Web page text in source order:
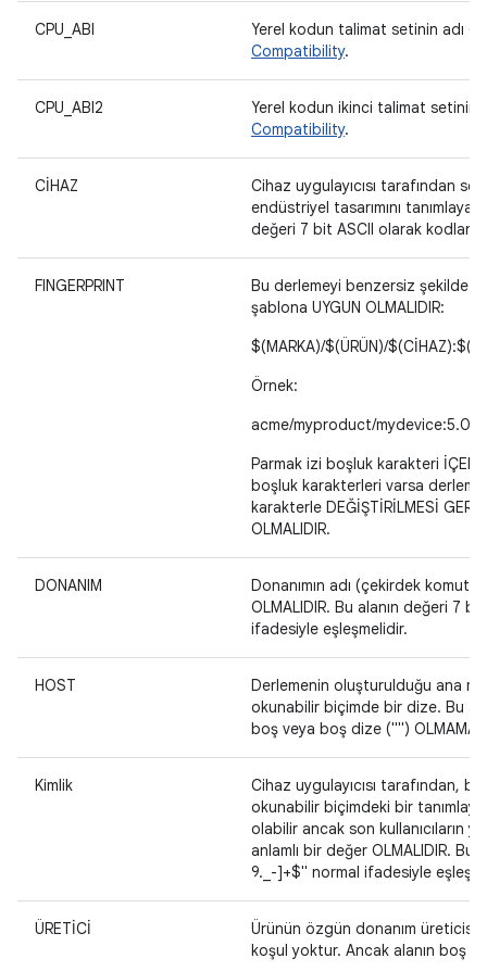
CPU_ABI
Yerel kodun talimat setinin adı
Compatibility.
CPU_ABI2
Yerel kodun ikinci talimat setinin
Compatibility.
CİHAZ
Cihaz uygulayıcısı tarafından
endüstriyel tasarımını
değeri 7 bit ASCII olarak
FINGERPRINT
Bu derlemeyi benzersiz şekilde
şablona UYGUN OLMALIDIR:
$(MARKA)/$(ÜRÜN)/
Örnek:
acme/myproduct/mydevice:5.0/
Parmak izi boşluk karakteri
boşluk karakterleri varsa
karakterle DEĞİŞTİRİLMESİ
OLMALIDIR.
DONANIM
Donanımın adı (çekirdek komut
OLMALIDIR. Bu alanın değeri 7
ifadesiyle eşleşmelidir.
HOST
Derlemenin oluşturulduğu ana
okunabilir biçimde bir dize. Bu
boş veya boş dize ("")
Kimlik
Cihaz uygulayıcısı tarafından,
okunabilir biçimdeki bir
olabilir ancak son kullanıcıların
anlamlı bir değer OLMALIDIR.
9._-]+$" normal ifadesiyle
ÜRETİCİ
Ürünün özgün donanım
koşul yoktur. Ancak alanın boş